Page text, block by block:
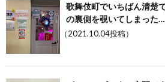
歌舞伎町でいちばん清楚
の裏側を覗いてしまった…
（2021.10.04投稿）